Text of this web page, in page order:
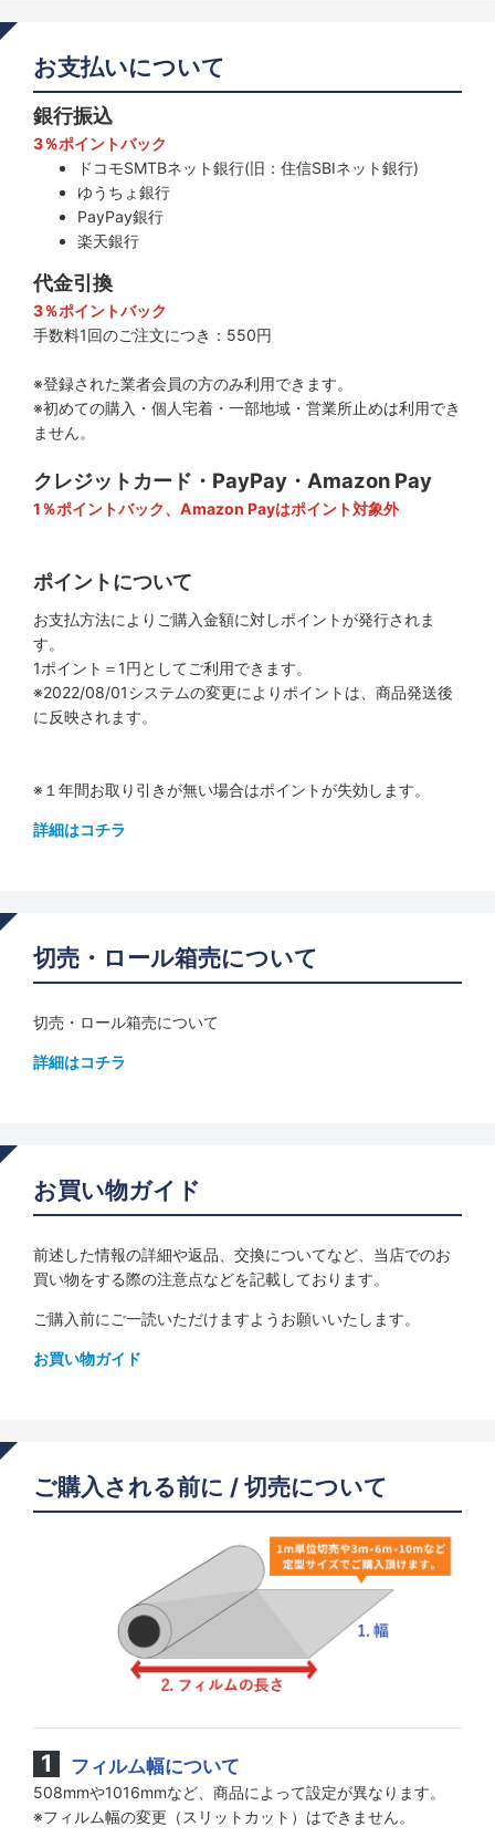
自動車 (色) 黄 イエロー
自動車 (色) 紫 パープル
自動車 (目的) プライバシー目隠し
自動車 (目的) 遮熱効果の高い
自動車 (目的) 透明〜淡色で遮熱効果
自動車 (目的) フロントガラス向け
自動車 (目的) スーパーUVカット
自動車 (目的) UVカット紫外線遮蔽
自動車 (目的) 安全・飛散防止
自動車 (目的) 防犯セキュリティー
自動車 (特性) 熱成型特に優れる
自動車 (サイズ) 幅広1.5ｍ幅（1500mm・1524mm）
建物フィルム------------------
建物 (色) 微淡色〜透明 クリアー 77%〜
建物 (色) 淡色 47%〜59%
建物 (色) 薄色 30%〜46%
建物 (色) 不透明
建物 (色) ニュートラル
建物 (色) シルバー銀系
建物 (色) ブルー青系
建物 (色) グリーン緑系
建物 (色) パープル紫系
建物 (色) 柄 プリント
建物 (目的) 遮熱効果特に高い（遮蔽係数0.3以下
建物 (目的) 遮熱効果高い（遮蔽係数0.5未満
建物 (目的) 遮熱効果（遮蔽係数0.65未満
建物 (目的) プライバシー目隠し
建物 (目的) デザイン・装飾
建物 (目的) スーパーUVカット
お支払いについて
銀行振込
3％ポイントバック
ドコモSMTBネット銀行(旧：住信SBIネット銀行)
ゆうちょ銀行
PayPay銀行
楽天銀行
代金引換
3％ポイントバック
手数料1回のご注文につき：550円
※登録された業者会員の方のみ利用できます。
※初めての購入・個人宅着・一部地域・営業所止めは利用でき
ません。
クレジットカード・PayPay・Amazon Pay
1％ポイントバック、Amazon Payはポイント対象外
ポイントについて
お支払方法によりご購入金額に対しポイントが発行されま
す。
1ポイント＝1円としてご利用できます。
※2022/08/01システムの変更によりポイントは、商品発送後
に反映されます。
※１年間お取り引きが無い場合はポイントが失効します。
詳細はコチラ
切売・ロール箱売について
切売・ロール箱売について
詳細はコチラ
お買い物ガイド
前述した情報の詳細や返品、交換についてなど、当店でのお
買い物をする際の注意点などを記載しております。
ご購入前にご一読いただけますようお願いいたします。
お買い物ガイド
ご購入される前に / 切売について
フィルム幅について
508mmや1016mmなど、商品によって設定が異なります。
※フィルム幅の変更（スリットカット）はできません。